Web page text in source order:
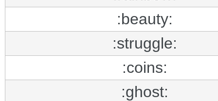
:beauty:
:struggle:
:coins:
:ghost: